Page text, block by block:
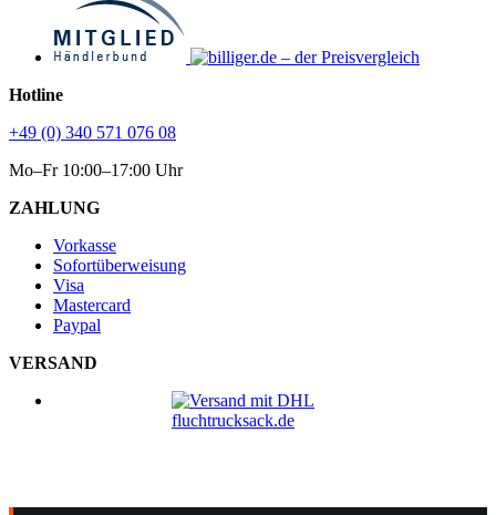
Hotline
+49 (0) 340 571 076 08
Mo–Fr 10:00–17:00 Uhr
ZAHLUNG
Vorkasse
Sofortüberweisung
Visa
Mastercard
Paypal
VERSAND